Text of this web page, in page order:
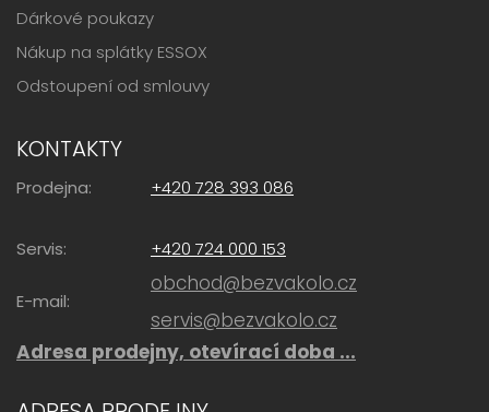
Dárkové poukazy
Nákup na splátky ESSOX
Odstoupení od smlouvy
KONTAKTY
Prodejna: +420 728 393 086
Servis: +420 724 000 153
E-mail:
obchod@bezvakolo.cz
servis@bezvakolo.cz
Adresa prodejny, otevírací doba ...